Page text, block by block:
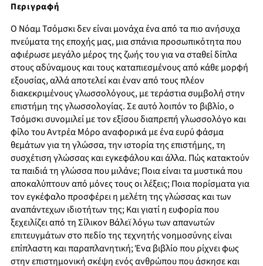
Περιγραφή
Ο Νόαμ Τσόμσκι δεν είναι μονάχα ένα από τα πιο ανήσυχα
πνεύματα της εποχής μας, μια σπάνια προσωπικότητα που
αφιέρωσε μεγάλο μέρος της ζωής του για να σταθεί δίπλα
στους αδύναμους και τους καταπιεσμένους από κάθε μορφή
εξουσίας, αλλά αποτελεί και έναν από τους πλέον
διακεκριμένους γλωσσολόγους, με τεράστια συμβολή στην
επιστήμη της γλωσσολογίας. Σε αυτό λοιπόν το βιβλίο, ο
Τσόμσκι συνομιλεί με τον εξίσου διαπρεπή γλωσσολόγο και
φίλο του Αντρέα Μόρο αναφορικά με ένα ευρύ φάσμα
θεμάτων για τη γλώσσα, την ιστορία της επιστήμης, τη
συσχέτιση γλώσσας και εγκεφάλου και άλλα. Πώς κατακτούν
τα παιδιά τη γλώσσα που μιλάνε; Ποια είναι τα μυστικά που
αποκαλύπτουν από μόνες τους οι λέξεις; Ποια πορίσματα για
τον εγκέφαλο προσφέρει η μελέτη της γλώσσας και των
αναπάντεχων ιδιοτήτων της; Και γιατί η ευφορία που
ξεχειλίζει από τη Σίλικον Βάλεϊ λόγω των απανωτών
επιτευγμάτων στο πεδίο της τεχνητής νοημοσύνης είναι
επίπλαστη και παραπλανητική; Ένα βιβλίο που ρίχνει φως
στην επιστημονική σκέψη ενός ανθρώπου που άσκησε και